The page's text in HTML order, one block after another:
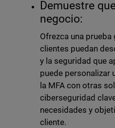
Demuestre
negocio:
Ofrezca una
clientes puedan
y la seguridad que
puede personalizar
la MFA con otras
ciberseguridad
necesidades y
cliente.